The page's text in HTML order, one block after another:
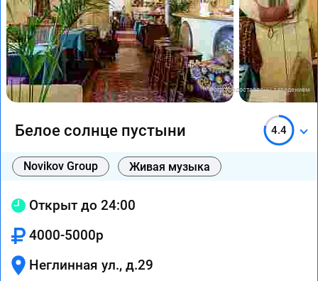
Фото предоставлены заведением
Белое солнце пустыни 4.4
Novikov Group Живая музыка
Открыт до 24:00
4000-5000р
Неглинная ул., д.29